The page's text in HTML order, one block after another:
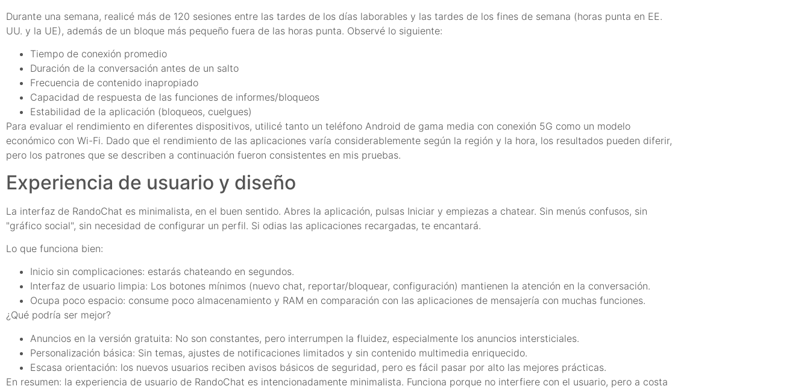
Durante una semana, realicé más de 120 sesiones entre las tardes de los días laborables y las tardes de los fines de semana (horas punta en EE.
UU. y la UE), además de un bloque más pequeño fuera de las horas punta. Observé lo siguiente:
Tiempo de conexión promedio
Duración de la conversación antes de un salto
Frecuencia de contenido inapropiado
Capacidad de respuesta de las funciones de informes/bloqueos
Estabilidad de la aplicación (bloqueos, cuelgues)
Para evaluar el rendimiento en diferentes dispositivos, utilicé tanto un teléfono Android de gama media con conexión 5G como un modelo
económico con Wi-Fi. Dado que el rendimiento de las aplicaciones varía considerablemente según la región y la hora, los resultados pueden diferir,
pero los patrones que se describen a continuación fueron consistentes en mis pruebas.
Experiencia de usuario y diseño
La interfaz de RandoChat es minimalista, en el buen sentido. Abres la aplicación, pulsas Iniciar y empiezas a chatear. Sin menús confusos, sin
"gráfico social", sin necesidad de configurar un perfil. Si odias las aplicaciones recargadas, te encantará.
Lo que funciona bien:
Inicio sin complicaciones: estarás chateando en segundos.
Interfaz de usuario limpia: Los botones mínimos (nuevo chat, reportar/bloquear, configuración) mantienen la atención en la conversación.
Ocupa poco espacio: consume poco almacenamiento y RAM en comparación con las aplicaciones de mensajería con muchas funciones.
¿Qué podría ser mejor?
Anuncios en la versión gratuita: No son constantes, pero interrumpen la fluidez, especialmente los anuncios intersticiales.
Personalización básica: Sin temas, ajustes de notificaciones limitados y sin contenido multimedia enriquecido.
Escasa orientación: los nuevos usuarios reciben avisos básicos de seguridad, pero es fácil pasar por alto las mejores prácticas.
En resumen: la experiencia de usuario de RandoChat es intencionadamente minimalista. Funciona porque no interfiere con el usuario, pero a costa